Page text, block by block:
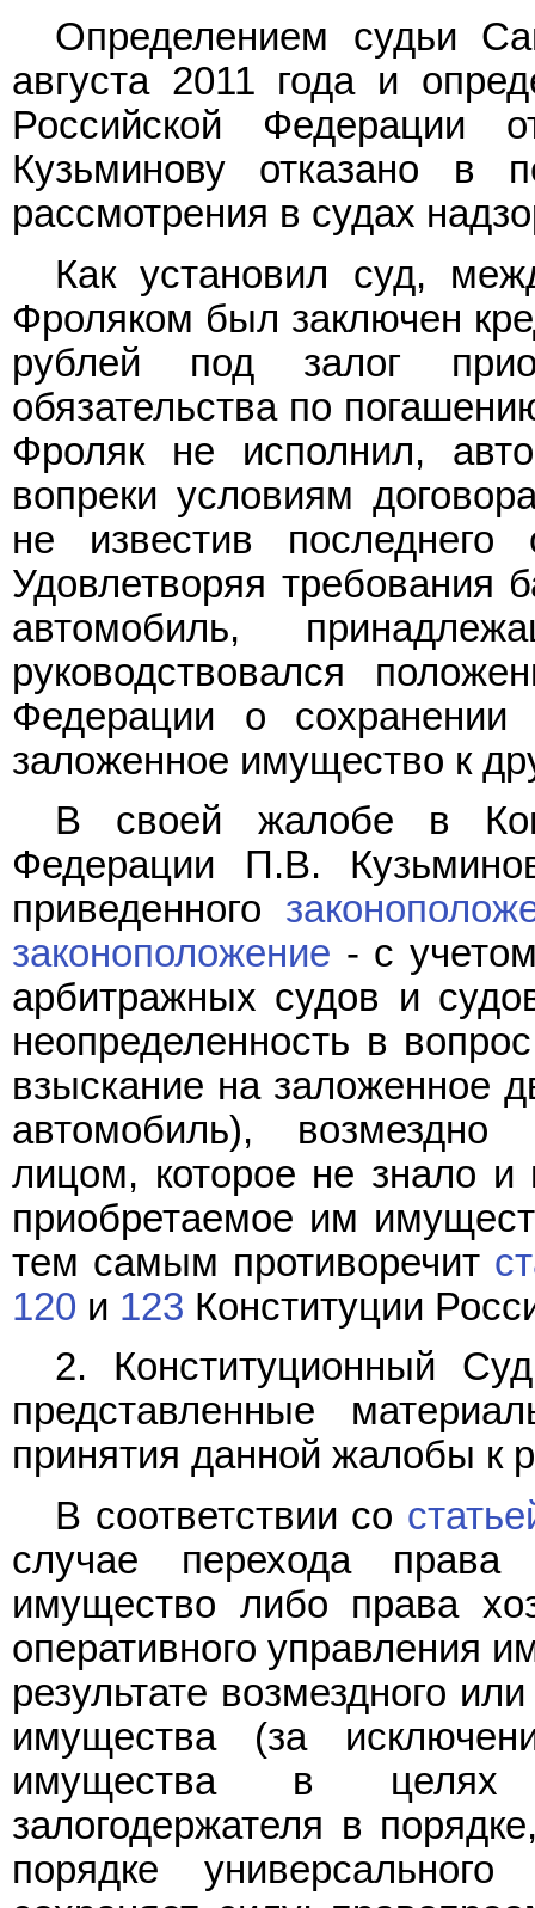
Определением судьи
августа 2011 года и
Российской
Кузьминову отказано в
рассмотрения в судах
Как установил суд,
Фроляком был заключен
рублей под залог
обязательства по
Фроляк не исполнил,
вопреки условиям
не известив
Удовлетворяя требования
автомобиль,
руководствовался
Федерации о
заложенное имущество к
В своей жалобе в
Федерации П.В.
приведенного
законоположение - с
арбитражных судов и
неопределенность в
взыскание на заложенное
автомобиль), возмездно
лицом, которое не знало
приобретаемое им
тем самым противоречит
120 и 123 Конституции
2. Конституционный
представленные
принятия данной жалобы к
В соответствии со
случае перехода права
имущество либо права
оперативного управления
результате возмездного
имущества (за
имущества в целях
залогодержателя в
порядке